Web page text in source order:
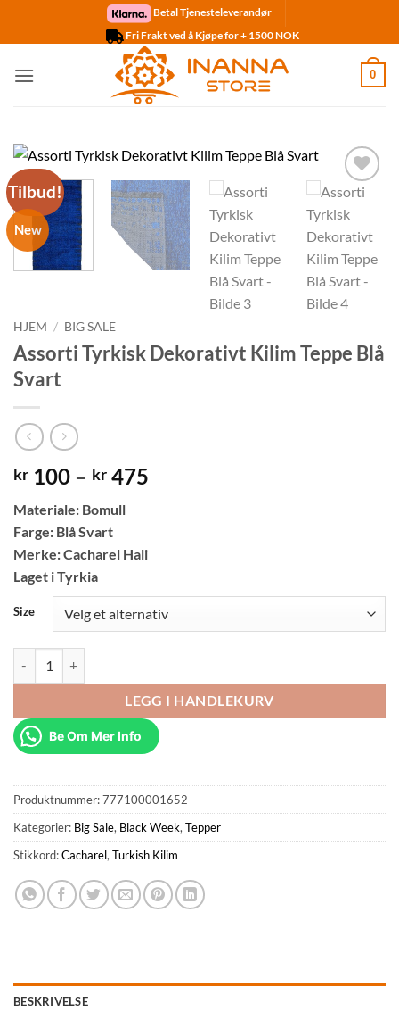
Betal Tjenesteleverandør
Fri Frakt ved å Kjøpe for + 1500 NOK
0
Tilbud!
New
Legg til
ønskelisten
HJEM / BIG SALE
Assorti Tyrkisk Dekorativt Kilim Teppe Blå
Svart
kr 100 – kr 475
Materiale: Bomull
Farge: Blå Svart
Merke: Cacharel Hali
Laget i Tyrkia
Size
LEGG I HANDLEKURV
Be Om Mer Info
Produktnummer:777100001652
Kategorier: Big Sale, Black Week, Tepper
Stikkord:Cacharel, Turkish Kilim
BESKRIVELSE